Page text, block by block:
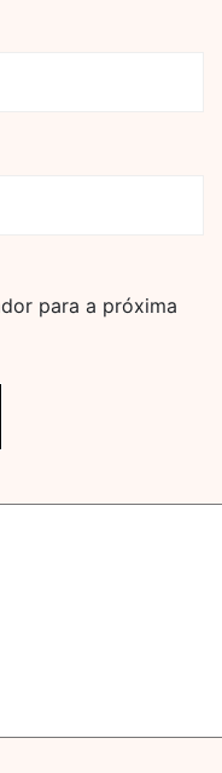
para a próxima